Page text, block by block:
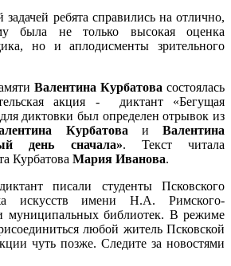
ребята справились на отлично,
была не только высокая оценка
но и аплодисменты зрительного
Валентина Курбатова состоялась
акция - диктант «Бегущая
диктовки был определен отрывок из
Курбатова и Валентина
день сначала». Текст читала
Курбатова Мария Иванова.
писали студенты Псковского
искусств имени Н.А. Римского-
муниципальных библиотек. В режиме
любой житель Псковской
чуть позже. Следите за новостями